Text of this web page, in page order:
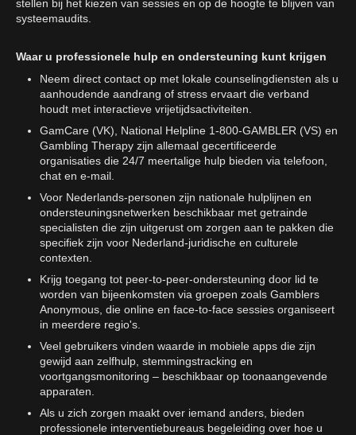
stellen bij het kiezen van sessies en op de hoogte te blijven van
systeemaudits.
Waar u professionele hulp en ondersteuning kunt krijgen
Neem direct contact op met lokale counselingdiensten als u
aanhoudende aandrang of stress ervaart die verband
houdt met interactieve vrijetijdsactiviteiten.
GamCare (VK), National Helpline 1-800-GAMBLER (VS) en
Gambling Therapy zijn allemaal gecertificeerde
organisaties die 24/7 meertalige hulp bieden via telefoon,
chat en e-mail.
Voor Nederlands-personen zijn nationale hulplijnen en
ondersteuningsnetwerken beschikbaar met getrainde
specialisten die zijn uitgerust om zorgen aan te pakken die
specifiek zijn voor Nederland-juridische en culturele
contexten.
Krijg toegang tot peer-to-peer-ondersteuning door lid te
worden van bijeenkomsten via groepen zoals Gamblers
Anonymous, die online en face-to-face sessies organiseert
in meerdere regio's.
Veel gebruikers vinden waarde in mobiele apps die zijn
gewijd aan zelfhulp, stemmingstracking en
voortgangsmonitoring – beschikbaar op toonaangevende
apparaten.
Als u zich zorgen maakt over iemand anders, bieden
professionele interventiebureaus begeleiding over hoe u